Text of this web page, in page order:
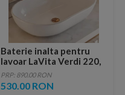
Baterie inalta pentru
lavoar LaVita Verdi 220,
fara ventil, brushed
copper
PRP: 890.00 RON
530.00 RON